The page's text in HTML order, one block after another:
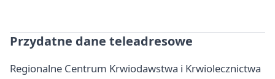
Przydatne dane teleadresowe
Regionalne Centrum Krwiodawstwa i Krwiolecznictwa